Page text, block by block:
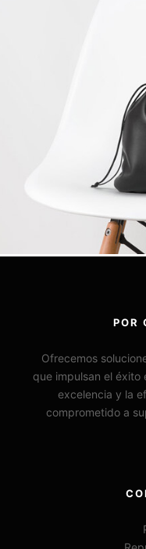
POR
Ofrecemos
que impulsan el éxito
excelencia y la
comprometido a